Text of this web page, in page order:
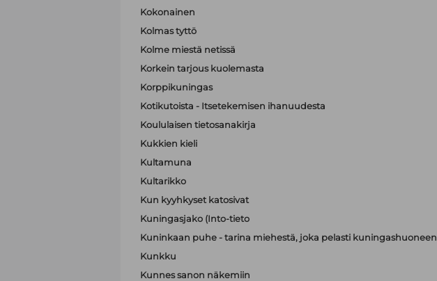
Kokonainen
Kolmas tyttö
Kolme miestä netissä
Korkein tarjous kuolemasta
Korppikuningas
Kotikutoista - Itsetekemisen ihanuudesta
Koululaisen tietosanakirja
Kukkien kieli
Kultamuna
Kultarikko
Kun kyyhkyset katosivat
Kuningasjako (Into-tieto
Kuninkaan puhe - tarina miehestä, joka pelasti kuningashuoneen
Kunkku
Kunnes sanon näkemiin